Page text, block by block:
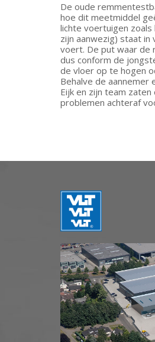
De oude
hoe dit meetmiddel
lichte voertuigen
zijn aanwezig) staat
voert. De put waar de
dus conform de
de vloer op te hogen
Behalve de aannemer
Eijk en zijn team
problemen achteraf